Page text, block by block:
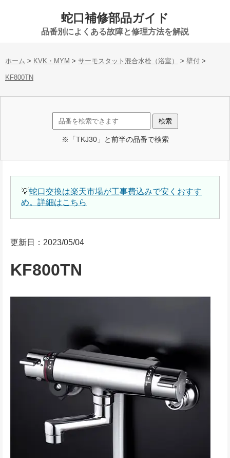
蛇口補修部品ガイド
品番別によくある故障と修理方法を解説
ホーム > KVK・MYM > サーモスタット混合水栓（浴室） > 壁付 >
KF800TN
※「TKJ30」と前半の品番で検索
💡蛇口交換は楽天市場が工事費込みで安くおすす
め。詳細はこちら
更新日：2023/05/04
KF800TN